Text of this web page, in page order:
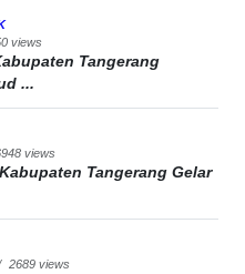
views
Tangerang
...
views
Tangerang Gelar
2689 views